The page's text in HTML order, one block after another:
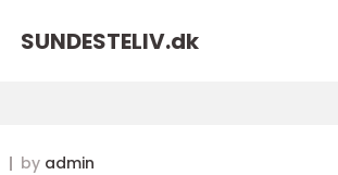
SUNDESTELIV.dk
by admin